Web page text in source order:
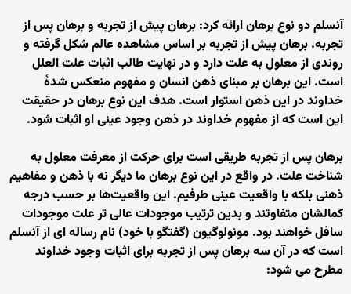
آنسلم دو نوع برهان ارائه کرد: برهان پیش از تجربه و برهان پس از
تجربه. برهان پیش از تجربه بر اساس مشاهده عالم شکل گرفته و
روندی از معلول به علت دارد و در نهایت طالب اثبات علت العلل
است. این برهان بر مبنای ذهن انسان و مفهوم منعکس شدهٔ
خداوند در این ذهن استوار است. هدف این نوع برهان در حقیقت
این است که از مفهوم خداوند در ذهن وجود عینی او اثبات شود.
برهان پس از تجربه طریقی است برای حرکت از معرفت معلول به
شناخت علت. در واقع در این نوع برهان ما دیگر نه با ذهن و مفاهیم
ذهنی بلکه با واقعیت عینی طرفیم. این واقعیت‌ها بر حسب درجه
کمالشان متفاوتند و بدین ترتیب موجودات عالی تر علت موجودات
سافل خواهند بود. مونولوگیون (گفتگو با خود) نام رساله ای از آنسلم
است که در آن سه برهان پس از تجربه برای اثبات وجود خداوند
مطرح می شود: